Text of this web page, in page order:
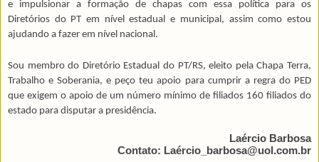
e impulsionar a formação de chapas com essa política para os
Diretórios do PT em nível estadual e municipal, assim como estou
ajudando a fazer em nível nacional.
Sou membro do Diretório Estadual do PT/RS, eleito pela Chapa Terra,
Trabalho e Soberania, e peço teu apoio para cum­prir a regra do PED
que exigem o apoio de um número mínimo de filia­dos 160 filiados do
estado para disputar a presidência.
Laércio Barbosa
Contato: Laércio_barbosa@uol.com.br